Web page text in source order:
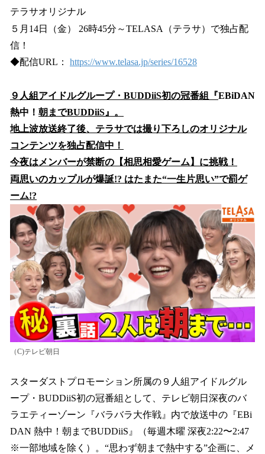
数
を
読
み
込
み
で
す
テラサオリジナル
５月14日（金） 26時45分～TELASA（テラサ）で独占配
信！
◆配信URL： https://www.telasa.jp/series/16528
９人組アイドルグループ・BUDDiiS初の冠番組『EBiDAN
熱中！ 朝までBUDDiiS』。
地上波放送終了後、テラサでは撮り下ろしのオリジナル
コンテンツを独占配信中！
今夜はメンバーが禁断の【相思相愛ゲーム】に挑戦！
両思いのカップルが爆誕!? はたまた“一生片思い”で罰ゲ
ーム!?
（C)テレビ朝日
スターダストプロモーション所属の９人組アイドルグル
ープ・BUDDiiS初の冠番組として、テレビ朝日深夜のバ
ラエティーゾーン『バラバラ大作戦』内で放送中の『EBi
DAN 熱中！朝までBUDDiiS』（毎週木曜 深夜2:22〜2:47
※一部地域を除く）。“思わず朝まで熱中する”企画に、メ